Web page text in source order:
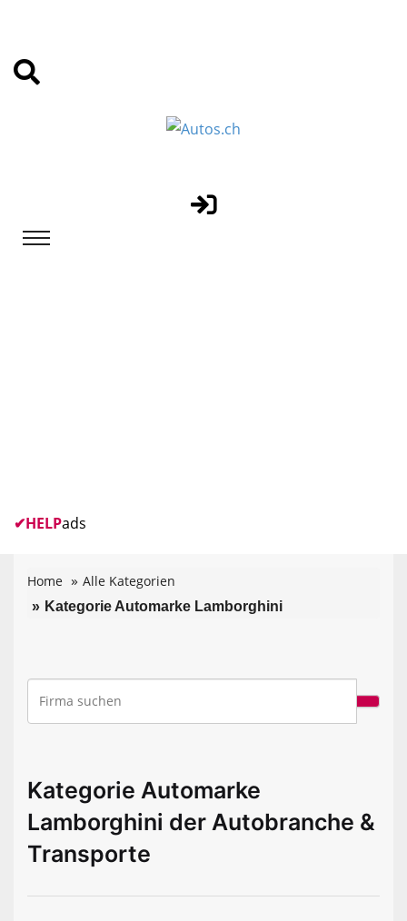
✔HELPads
Home Alle Kategorien
Kategorie Automarke Lamborghini
Kategorie Automarke
Lamborghini der Autobranche &
Transporte